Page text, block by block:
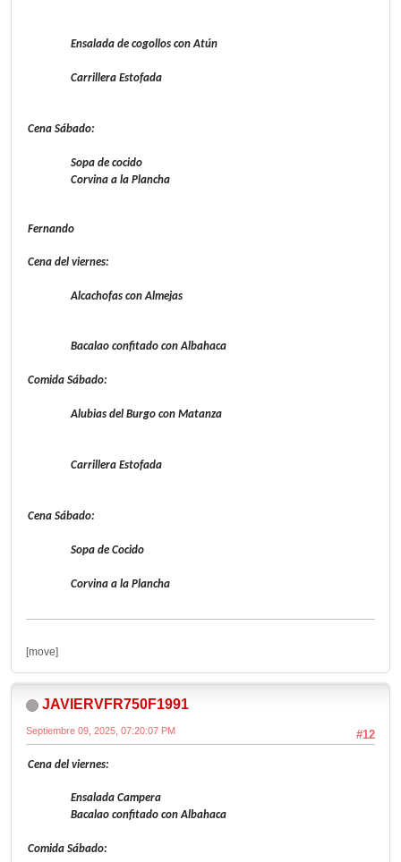
Ensalada de cogollos con Atún
Carrillera Estofada
Cena Sábado:
Sopa de cocido
Corvina a la Plancha
Fernando
Cena del viernes:
Alcachofas con Almejas
Bacalao confitado con Albahaca
Comida Sábado:
Alubias del Burgo con Matanza
Carrillera Estofada
Cena Sábado:
Sopa de Cocido
Corvina a la Plancha
[move]
JAVIERVFR750F1991
#12
Septiembre 09, 2025, 07:20:07 PM
Cena del viernes:
Ensalada Campera
Bacalao confitado con Albahaca
Comida Sábado: